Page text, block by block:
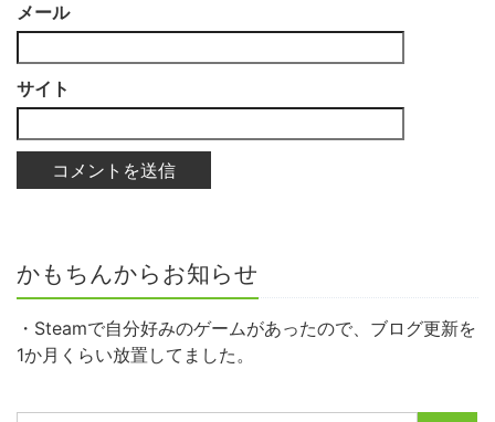
メール
サイト
かもちんからお知らせ
・Steamで自分好みのゲームがあったので、ブログ更新を
1か月くらい放置してました。